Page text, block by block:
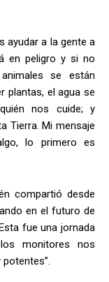
ayudar a la gente a
en peligro y si no
se están
plantas, el agua se
nos cuide; y
Tierra. Mi mensaje
lo primero es
compartió desde
en el futuro de
fue una jornada
monitores nos